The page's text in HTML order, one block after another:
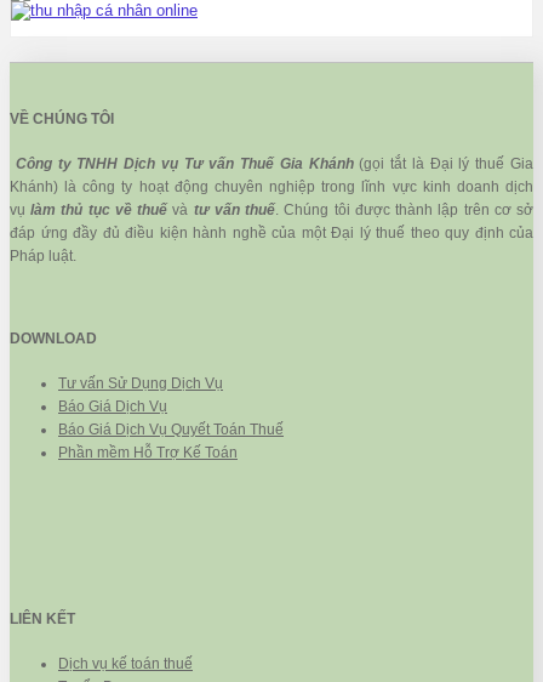
VỀ CHÚNG TÔI
Công ty TNHH Dịch vụ Tư vấn Thuế Gia Khánh(gọi tắt là Đại lý thuế Gia
Khánh) là công ty hoạt động chuyên nghiệp trong lĩnh vực kinh doanh dịch
vụlàm thủ tục về thuế và tư vấn thuế . Chúng tôi được thành lập trên cơ sở
đáp ứng đầy đủ điều kiện hành nghề của một Đại lý thuế theo quy định của
Pháp luật.
DOWNLOAD
Tư vấn Sử Dụng Dịch Vụ
Báo Giá Dịch Vụ
Báo Giá Dịch Vụ Quyết Toán Thuế
Phần mềm Hỗ Trợ Kế Toán
LIÊN KẾT
Dịch vụ kế toán thuế